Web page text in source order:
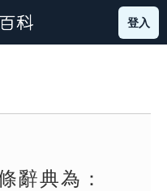
登入
辭典為：